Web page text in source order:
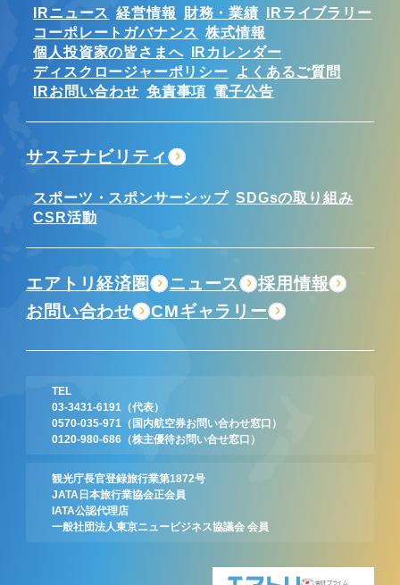
TEL
03-3431-6191
（代表）
0570-035-971
（国内航空券お問い合わせ窓口）
0120-980-686 （株主優待お問い合せ窓口）
観光庁長官登録旅行業第1872号
JATA日本旅行業協会正会員
IATA公認代理店
一般社団法人東京ニュービジネス協議会 会員
東証プライム
IRニュース 経営情報 財務・業績 IRライブラリー
コーポレートガバナンス 株式情報
個人投資家の皆さまへ IRカレンダー
ディスクロージャーポリシー
よくあるご質問
IRお問い合わせ 免責事項 電子公告
サステナビリティ
スポーツ・スポンサーシップ SDGsの取り組み
CSR活動
エアトリ経済圏 ニュース
採用情報
お問い合わせ
CMギャラリー